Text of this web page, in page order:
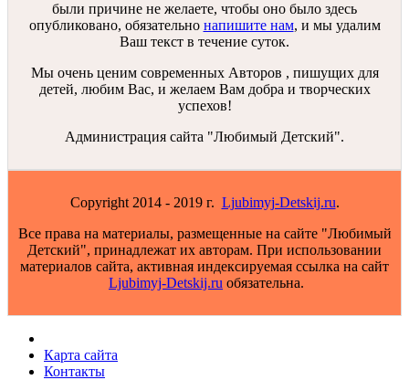
были причине не желаете, чтобы оно было здесь
опубликовано, обязательно напишите нам, и мы удалим
Ваш текст в течение суток.
Мы очень ценим современных Авторов , пишущих для
детей, любим Вас, и желаем Вам добра и творческих
успехов!
Администрация сайта "Любимый Детский".
Copyright 2014 - 2019 г. Ljubimyj-Detskij.ru.
Все права на материалы, размещенные на сайте "Любимый
Детский", принадлежат их авторам. При использовании
материалов сайта, активная индексируемая ссылка на сайт
Ljubimyj-Detskij.ru обязательна.
Карта сайта
Контакты